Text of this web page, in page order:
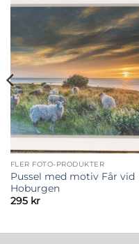
FLER FOTO-PRODUKTER
Pussel med motiv Får vid
Hoburgen
295 kr